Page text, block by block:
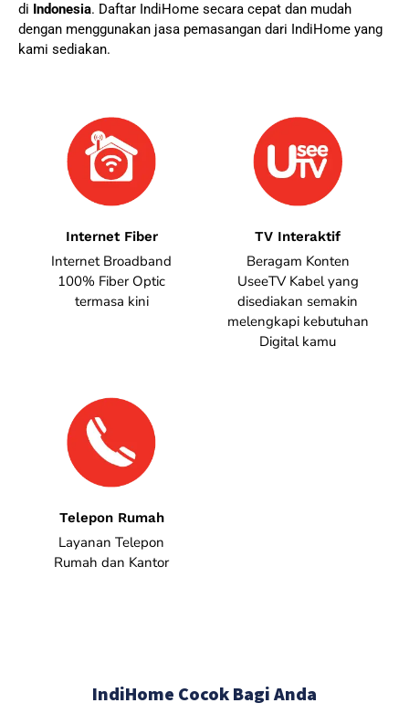
di Indonesia. Daftar IndiHome secara cepat dan mudah
dengan menggunakan jasa pemasangan dari IndiHome yang
kami sediakan.
Internet Fiber
Internet Broadband
100% Fiber Optic
termasa kini
TV Interaktif
Beragam Konten
UseeTV Kabel yang
disediakan semakin
melengkapi kebutuhan
Digital kamu
Telepon Rumah
Layanan Telepon
Rumah dan Kantor
IndiHome Cocok Bagi Anda